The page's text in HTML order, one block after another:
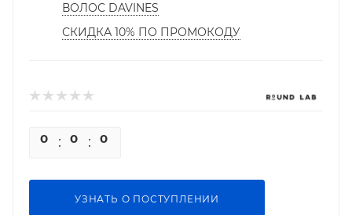
ВОЛОС DAVINES
СКИДКА 10% ПО ПРОМОКОДУ
0 0 0
УЗНАТЬ О ПОСТУПЛЕНИИ